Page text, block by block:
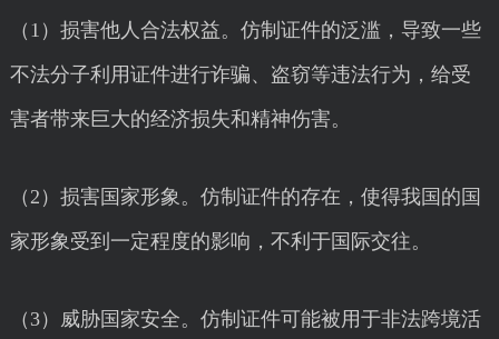
（1）损害他人合法权益。仿制证件的泛滥，导致一些
不法分子利用证件进行诈骗、盗窃等违法行为，给受
害者带来巨大的经济损失和精神伤害。
（2）损害国家形象。仿制证件的存在，使得我国的国
家形象受到一定程度的影响，不利于国际交往。
（3）威胁国家安全。仿制证件可能被用于非法跨境活